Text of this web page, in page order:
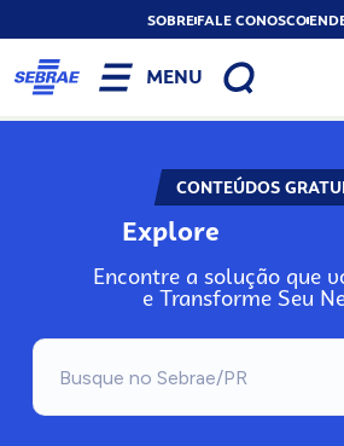
SOBREFALE CONOSCO
MENU
CONTEÚDOS
Explore
Encontre a solução que
e Transforme Seu